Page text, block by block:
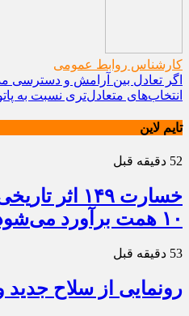
کارشناس روابط عمومی
اگر تعادل بین آرامش و دسترسی
انتخاب‌های متعادل‌تری نسبت به
تایم لاین
52 دقیقه قبل
خسارت ۱۴۹
۱۰ همت برآورد می‌شود
53 دقیقه قبل
رونمایی از سلاح